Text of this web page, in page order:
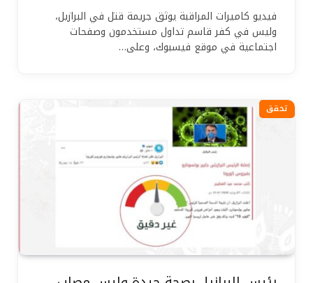
فيديو كاميرات المراقبة يوثق جريمة قتل في البرازيل،
وليس في كفر قاسم تداول مستخدمون وصفحات
اجتماعية في موقع فيسبوك، وعلى…
تحقق